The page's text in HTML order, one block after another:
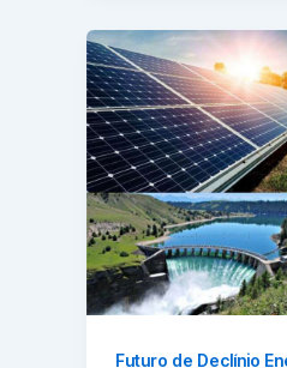
Futuro de Declínio